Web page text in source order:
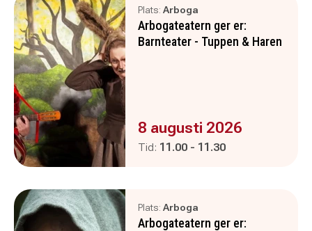
Plats: Arboga
Arbogateatern ger er:
Barnteater - Tuppen & Haren
Evenemanget är :
8 augusti 2026
Tid: Pågår mellan
11.00 - och
11.30
Plats: Arboga
Arbogateatern ger er: